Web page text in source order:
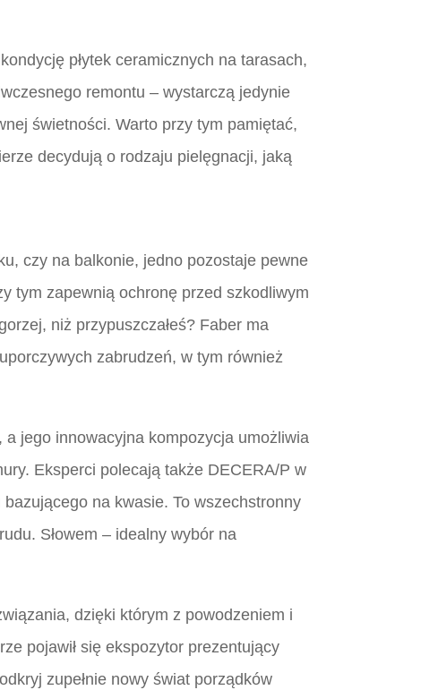
płytek ceramicznych na tarasach,
remontu – wystarczą jedynie
świetności. Warto przy tym pamiętać,
decydują o rodzaju pielęgnacji, jaką
czy na balkonie, jedno pozostaje pewne
tym zapewnią ochronę przed szkodliwym
niż przypuszczałeś? Faber ma
zabrudzeń, w tym również
jego innowacyjna kompozycja umożliwia
Eksperci polecają także DECERA/P w
na kwasie. To wszechstronny
Słowem – idealny wybór na
dzięki którym z powodzeniem i
pojawił się ekspozytor prezentujący
zupełnie nowy świat porządków